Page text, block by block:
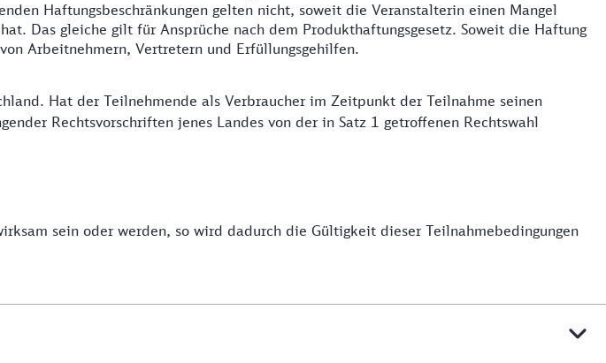
Haftungsbeschränkungen gelten nicht, soweit die Veranstalterin einen Mangel
Das gleiche gilt für Ansprüche nach dem Produkthaftungsgesetz. Soweit die Haftung
Arbeitnehmern, Vertretern und Erfüllungsgehilfen.
Hat der Teilnehmende als Verbraucher im Zeitpunkt der Teilnahme seinen
Rechtsvorschriften jenes Landes von der in Satz 1 getroffenen Rechtswahl
sein oder werden, so wird dadurch die Gültigkeit dieser Teilnahmebedingungen